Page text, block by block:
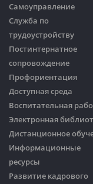
Самоуправление
Служба по
трудоустройству
Постинтернатное
сопровождение
Профориентация
Доступная среда
Воспитательная
Электронная
Дистанционное
Информационные
ресурсы
Развитие кадрового